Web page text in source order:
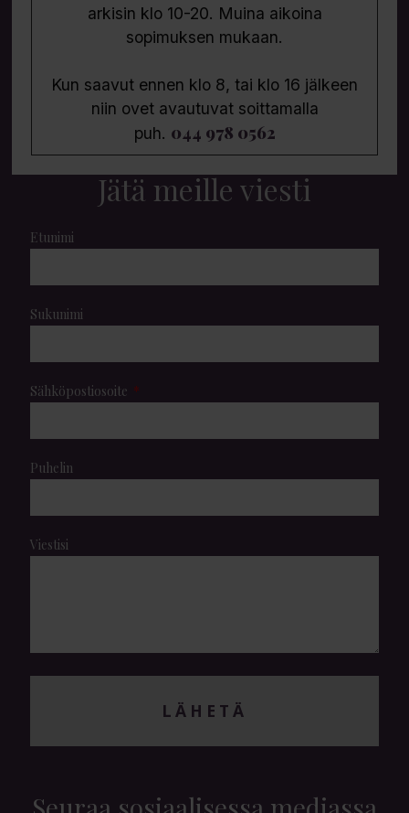
arkisin klo 10-20. Muina aikoina
sopimuksen mukaan.
Kun saavut ennen klo 8, tai klo 16 jälkeen
niin ovet avautuvat soittamalla
puh. 044 978 0562
Jätä meille viesti
Etunimi
Sukunimi
Sähköpostiosoite
Puhelin
Viestisi
LÄHETÄ